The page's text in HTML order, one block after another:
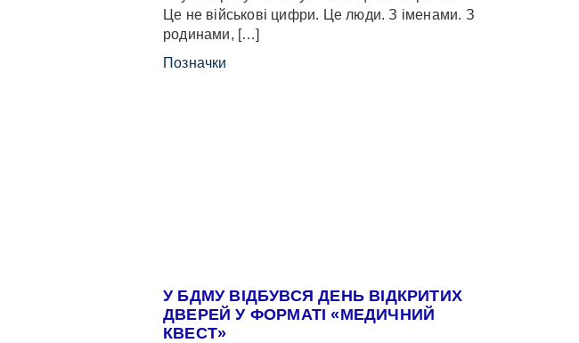
Це не військові цифри. Це люди. З іменами. З
родинами, […]
Позначки
У БДМУ ВІДБУВСЯ ДЕНЬ ВІДКРИТИХ
ДВЕРЕЙ У ФОРМАТІ «МЕДИЧНИЙ
КВЕСТ»